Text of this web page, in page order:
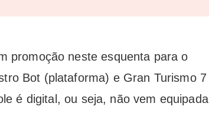
promoção neste esquenta para o
Bot (plataforma) e Gran Turismo 7
é digital, ou seja, não vem equipada